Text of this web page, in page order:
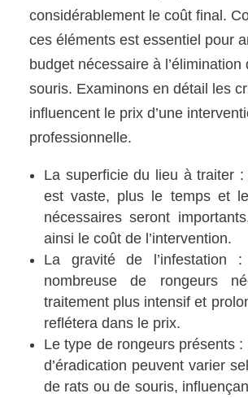
considérablement le coût final.
ces éléments est essentiel pour
budget nécessaire à l’élimination
souris. Examinons en détail les
influencent le prix d’une
professionnelle.
La superficie du lieu à traiter :
est vaste, plus le temps et
nécessaires seront
ainsi le coût de l’intervention.
La gravité de l’infestation
nombreuse de rongeurs
traitement plus intensif et
reflétera dans le prix.
Le type de rongeurs présents
d’éradication peuvent varier
de rats ou de souris,